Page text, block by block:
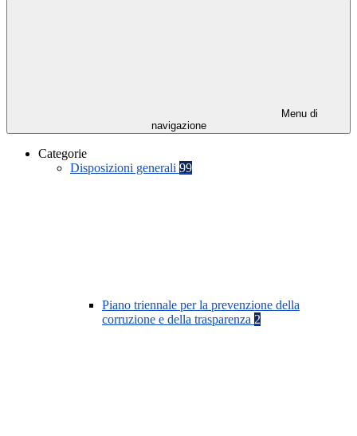
Menu di
navigazione
Categorie
Disposizioni generali 99
Piano triennale per la prevenzione della
corruzione e della trasparenza 2